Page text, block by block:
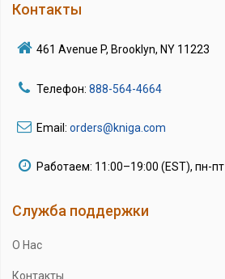
Контакты
461 Avenue P, Brooklyn, NY 11223
Телефон: 888-564-4664
Email: orders@kniga.com
Работаем: 11:00–19:00 (EST), пн-пт
Служба поддержки
О Нас
Контакты